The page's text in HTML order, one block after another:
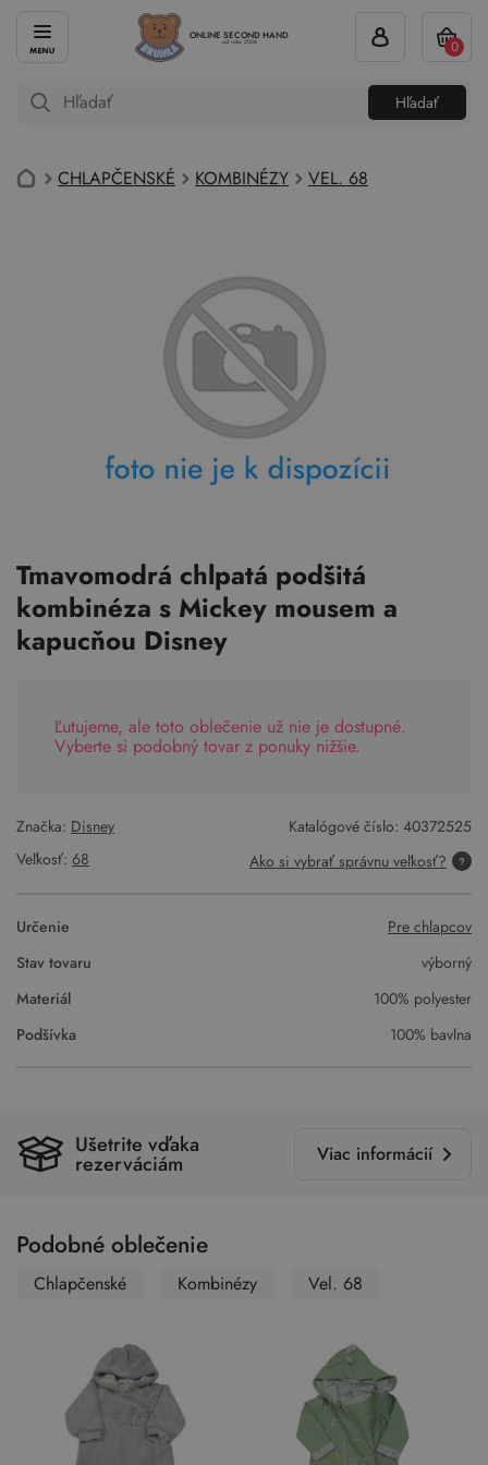
ONLINE SECOND HAND
od roku 2004
Hľadať
0
CHLAPČENSKÉ KOMBINÉZY VEL. 68
Tmavomodrá chlpatá podšitá
kombinéza s Mickey mousem a
kapucňou Disney
Ľutujeme, ale toto oblečenie už nie je dostupné.
Vyberte si podobný tovar z ponuky nižšie.
Značka: Disney Katalógové číslo: 40372525
Veľkosť: 68 Ako si vybrať správnu veľkosť?
Určenie
Pre chlapcov
Stav tovaru
výborný
Materiál
100% polyester
Podšívka
100% bavlna
Ušetrite vďaka
rezerváciám Viac informácií
Podobné oblečenie
Chlapčenské Kombinézy Vel. 68